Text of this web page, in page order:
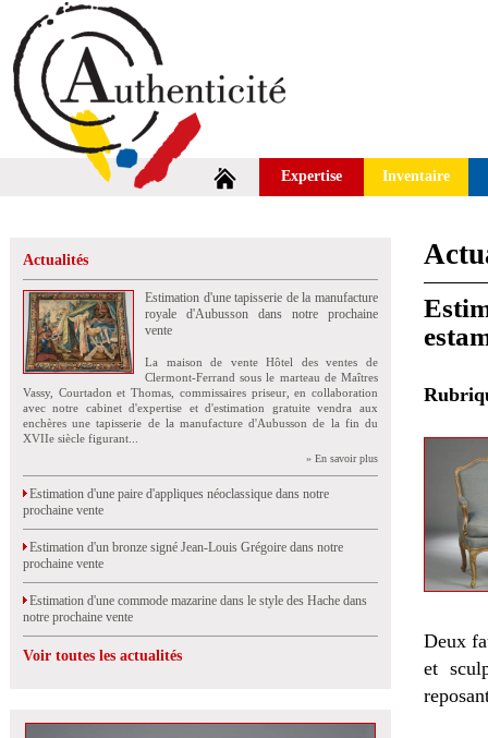
Expertise Inventaire
Actualités
Estimation d'une tapisserie de la manufacture
royale d'Aubusson dans notre prochaine
vente
La maison de vente Hôtel des ventes de
Clermont-Ferrand sous le marteau de Maîtres
Vassy, Courtadon et Thomas, commissaires priseur, en collaboration
avec notre cabinet d'expertise et d'estimation gratuite vendra aux
enchères une tapisserie de la manufacture d'Aubusson de la fin du
XVIIe siècle figurant...
» En savoir plus
Estimation d'une paire d'appliques néoclassique dans notre
prochaine vente
Estimation d'un bronze signé Jean-Louis Grégoire dans notre
prochaine vente
Estimation d'une commode mazarine dans le style des Hache dans
notre prochaine vente
Voir toutes les actualités
Deux
et